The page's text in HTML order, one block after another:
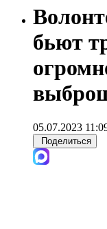
бьют
05.07.2023
Поделиться